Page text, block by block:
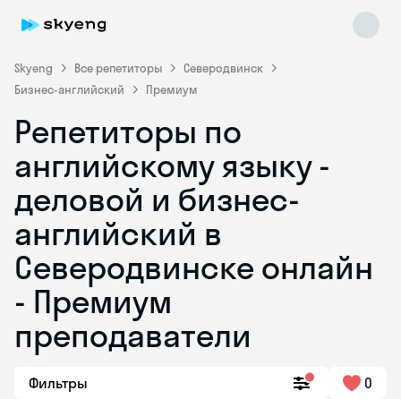
Skyeng Все репетиторы
Северодвинск
Бизнес-английский
Премиум
Репетиторы по
английскому языку -
деловой и бизнес-
английский в
Северодвинске онлайн
- Премиум
преподаватели
Фильтры 0
Skyeng Chat